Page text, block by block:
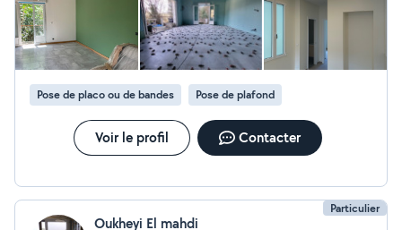
Pose de placo ou de bandes Pose de plafond
Voir le profil Contacter
Particulier
Oukheyi El mahdi